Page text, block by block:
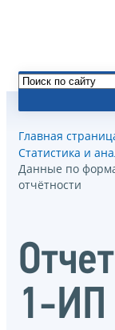
Главная
Статистика и
Данные по
отчётности
1-ИП